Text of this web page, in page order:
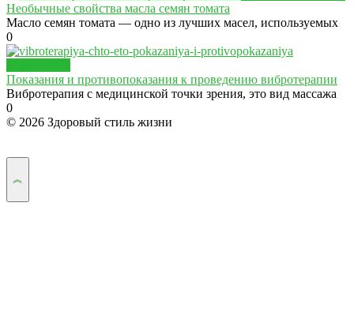
Необычные свойства масла семян томата
Масло семян томата — одно из лучших масел, используемых
0
Показания и противопоказания к проведению вибротерапии
Вибротерапия с медицинской точки зрения, это вид массажа
0
© 2026 Здоровый стиль жизни